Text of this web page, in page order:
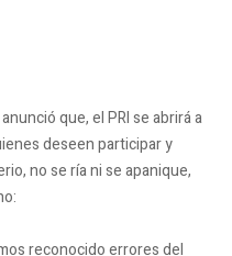
que, el PRI se abrirá a
deseen participar y
no se ría ni se apanique,
reconocido errores del